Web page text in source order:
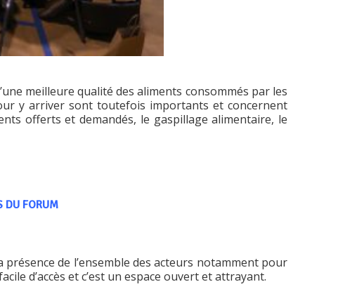
meilleure qualité des aliments consommés par les
y arriver sont toutefois importants et concernent
offerts et demandés, le gaspillage alimentaire, le
DU FORUM
de l’ensemble des acteurs notamment pour
d’accès et c’est un espace ouvert et attrayant.